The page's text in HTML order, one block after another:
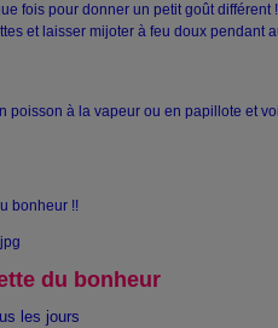
fois pour donner un petit goût différent
et laisser mijoter à feu doux pendant
poisson à la vapeur ou en papillote et
bonheur !!
du bonheur
les jours